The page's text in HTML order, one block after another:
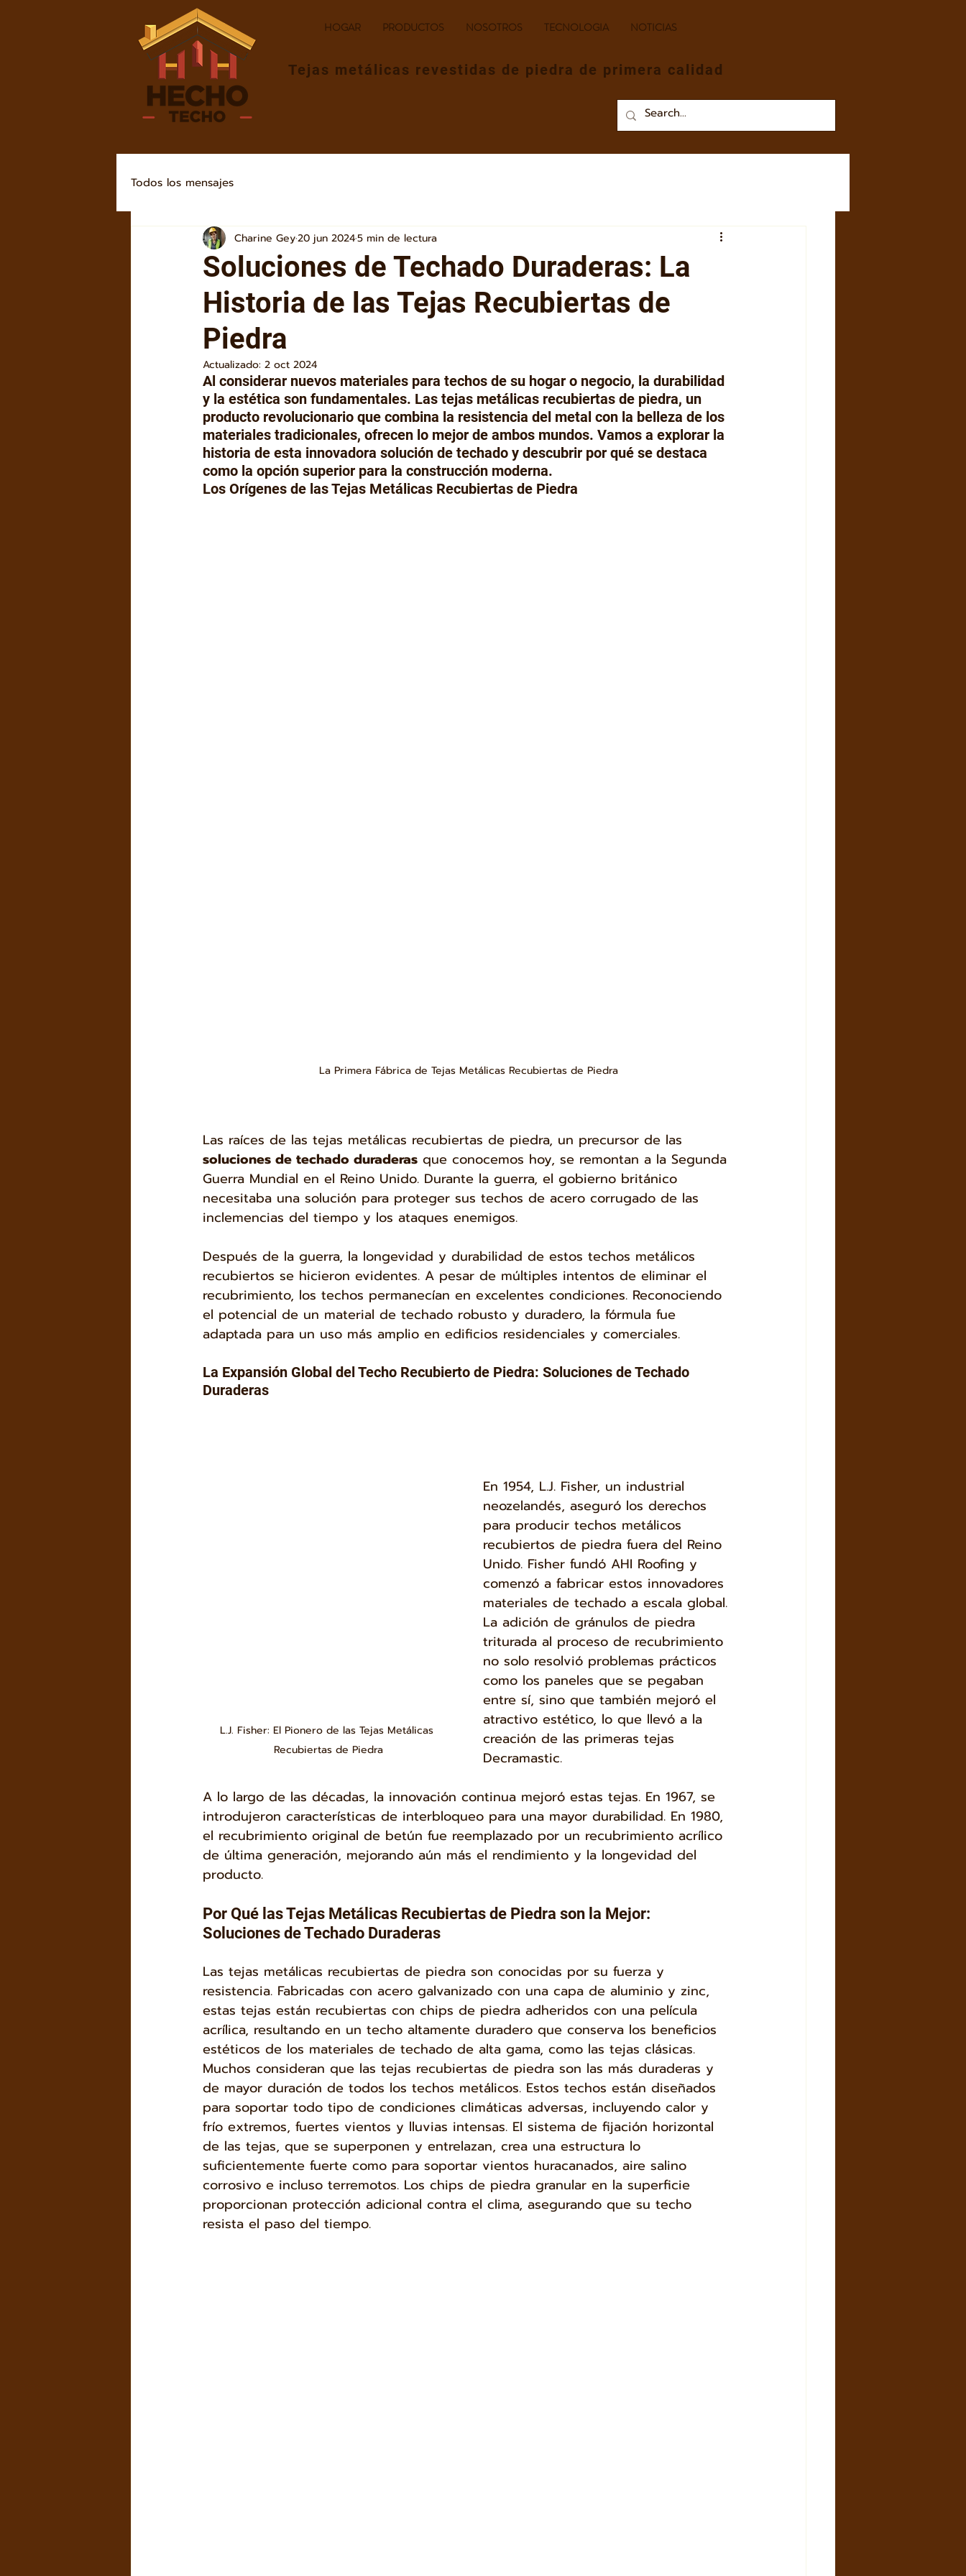
HOGAR PRODUCTOS NOSOTROS TECNOLOGIA NOTICIAS
Tejas metálicas revestidas de piedra de primera calidad
Todos los mensajes
Soluciones de Techado Duraderas: La
Historia de las Tejas Recubiertas de
Piedra
Charine Gey20 jun 20245 min de lectura
Actualizado: 2 oct 2024
Al considerar nuevos materiales para techos de su hogar o negocio, la durabilidad
y la estética son fundamentales. Las tejas metálicas recubiertas de piedra, un
producto revolucionario que combina la resistencia del metal con la belleza de los
materiales tradicionales, ofrecen lo mejor de ambos mundos. Vamos a explorar la
historia de esta innovadora solución de techado y descubrir por qué se destaca
como la opción superior para la construcción moderna.
Los Orígenes de las Tejas Metálicas Recubiertas de Piedra
La Primera Fábrica de Tejas Metálicas Recubiertas de Piedra
Las raíces de las tejas metálicas recubiertas de piedra, un precursor de las
soluciones de techado duraderas que conocemos hoy, se remontan a la Segunda
Guerra Mundial en el Reino Unido. Durante la guerra, el gobierno británico
necesitaba una solución para proteger sus techos de acero corrugado de las
inclemencias del tiempo y los ataques enemigos.
Después de la guerra, la longevidad y durabilidad de estos techos metálicos
recubiertos se hicieron evidentes. A pesar de múltiples intentos de eliminar el
recubrimiento, los techos permanecían en excelentes condiciones. Reconociendo
el potencial de un material de techado robusto y duradero, la fórmula fue
adaptada para un uso más amplio en edificios residenciales y comerciales.
La Expansión Global del Techo Recubierto de Piedra: Soluciones de Techado
Duraderas
L.J. Fisher: El Pionero de las Tejas Metálicas
Recubiertas de Piedra
En 1954, L.J. Fisher, un industrial
neozelandés, aseguró los derechos
para producir techos metálicos
recubiertos de piedra fuera del Reino
Unido. Fisher fundó AHI Roofing y
comenzó a fabricar estos innovadores
materiales de techado a escala global.
La adición de gránulos de piedra
triturada al proceso de recubrimiento
no solo resolvió problemas prácticos
como los paneles que se pegaban
entre sí, sino que también mejoró el
atractivo estético, lo que llevó a la
creación de las primeras tejas
Decramastic.
A lo largo de las décadas, la innovación continua mejoró estas tejas. En 1967, se
introdujeron características de interbloqueo para una mayor durabilidad. En 1980,
el recubrimiento original de betún fue reemplazado por un recubrimiento acrílico
de última generación, mejorando aún más el rendimiento y la longevidad del
producto.
Por Qué las Tejas Metálicas Recubiertas de Piedra son la Mejor:
Soluciones de Techado Duraderas
Las tejas metálicas recubiertas de piedra son conocidas por su fuerza y
resistencia. Fabricadas con acero galvanizado con una capa de aluminio y zinc,
estas tejas están recubiertas con chips de piedra adheridos con una película
acrílica, resultando en un techo altamente duradero que conserva los beneficios
estéticos de los materiales de techado de alta gama, como las tejas clásicas.
Muchos consideran que las tejas recubiertas de piedra son las más duraderas y
de mayor duración de todos los techos metálicos. Estos techos están diseñados
para soportar todo tipo de condiciones climáticas adversas, incluyendo calor y
frío extremos, fuertes vientos y lluvias intensas. El sistema de fijación horizontal
de las tejas, que se superponen y entrelazan, crea una estructura lo
suficientemente fuerte como para soportar vientos huracanados, aire salino
corrosivo e incluso terremotos. Los chips de piedra granular en la superficie
proporcionan protección adicional contra el clima, asegurando que su techo
resista el paso del tiempo.